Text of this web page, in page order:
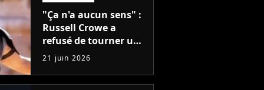
"Ça n'a aucun sens" :
Russell Crowe a
refusé de tourner une
scène qui aurait
complètement
transformé le premier
21 juin 2026